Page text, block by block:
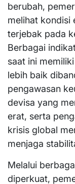
berubah,
melihat kondisi
terjebak pada
Berbagai
saat ini
lebih baik
pengawasan
devisa yang
erat, serta
krisis global
menjaga
Melalui
diperkuat,